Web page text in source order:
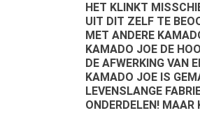
HET KLINKT
UIT DIT ZELF TE
MET ANDERE
KAMADO JOE DE
DE AFWERKING VAN
KAMADO JOE IS
LEVENSLANGE
ONDERDELEN!